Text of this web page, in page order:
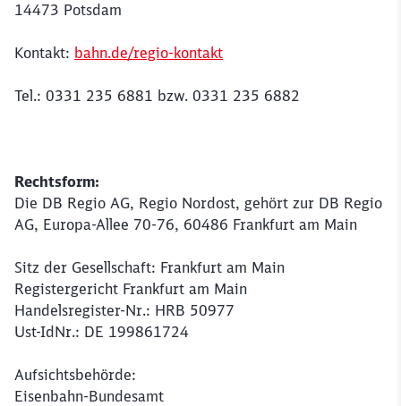
14473 Potsdam
Kontakt: bahn.de/regio-kontakt
Tel.: 0331 235 6881 bzw. 0331 235 6882
Rechtsform:
Die DB Regio AG, Regio Nordost, gehört zur DB Regio
AG, Europa-Allee 70-76, 60486 Frankfurt am Main
Sitz der Gesellschaft: Frankfurt am Main
Registergericht Frankfurt am Main
Handelsregister-Nr.: HRB 50977
Ust-IdNr.: DE 199861724
Aufsichtsbehörde:
Eisenbahn-Bundesamt